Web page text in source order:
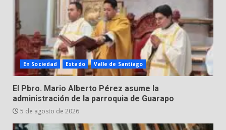
4
Valle de Santiago despide a
José Antonio Villanueva
Cárdenas, “El Puma”
3 de agosto de 2026
5
Hombre pierde la vida en
tabiquera
En Sociedad Estado Valle de Santiago
El Pbro. Mario Alberto Pérez asume la
administración de la parroquia de Guarapo
5 de agosto de 2026